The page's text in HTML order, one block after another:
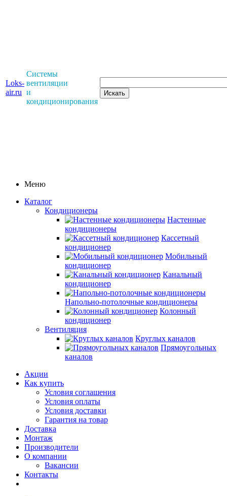
Loks-
air.ru
Системы
вентиляции
и
кондиционирования
Меню
Каталог
Кондиционеры
Настенные
кондиционеры
Кассетный
кондиционер
Мобильный
кондиционер
Канальный
кондиционер
Напольно-потолочные кондиционеры
Колонный
кондиционер
Вентиляция
Круглых каналов
Прямоугольных
каналов
Акции
Как купить
Условия соглашения
Условия оплаты
Условия доставки
Гарантия на товар
Доставка
Монтаж
Производители
О компании
Вакансии
Контакты